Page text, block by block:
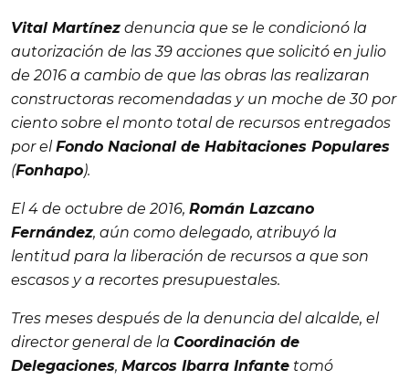
Vital Martínez denuncia que se le condicionó la
autorización de las 39 acciones que solicitó en julio
de 2016 a cambio de que las obras las realizaran
constructoras recomendadas y un moche de 30 por
ciento sobre el monto total de recursos entregados
por el Fondo Nacional de Habitaciones Populares
(Fonhapo).
El 4 de octubre de 2016, Román Lazcano
Fernández, aún como delegado, atribuyó la
lentitud para la liberación de recursos a que son
escasos y a recortes presupuestales.
Tres meses después de la denuncia del alcalde, el
director general de la Coordinación de
Delegaciones, Marcos Ibarra Infante tomó